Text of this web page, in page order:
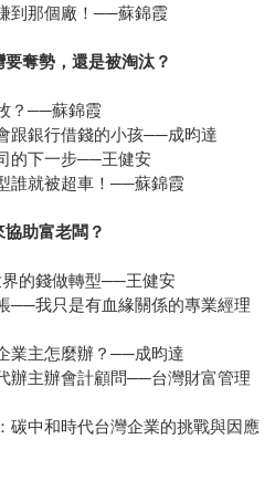
到那個廠！──蘇錦霞
奪勢，還是被淘汰？
？──蘇錦霞
跟銀行借錢的小孩──成昀達
的下一步──王健安
誰就被超車！──蘇錦霞
助富老闆？
的錢做轉型──王健安
──我只是有血緣關係的專業經理
業主怎麼辦？──成昀達
辦主辦會計顧問──台灣財富管理
碳中和時代台灣企業的挑戰與因應